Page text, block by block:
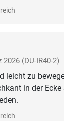
2026 (DU-IR40-2)
leicht zu
in der Ecke